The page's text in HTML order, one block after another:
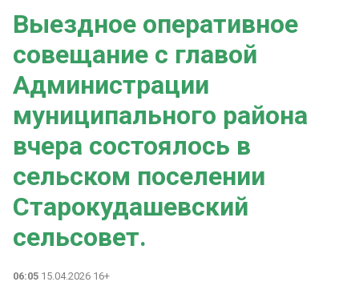
Выездное оперативное
совещание с главой
Администрации
муниципального района
вчера состоялось в
сельском поселении
Старокудашевский
сельсовет.
06:05 15.04.2026 16+